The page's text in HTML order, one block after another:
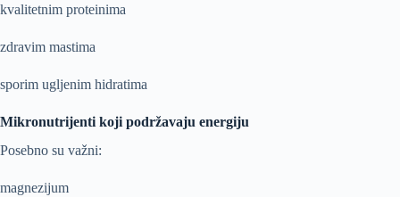
kvalitetnim proteinima
zdravim mastima
sporim ugljenim hidratima
Mikronutrijenti koji podržavaju energiju
Posebno su važni:
magnezijum